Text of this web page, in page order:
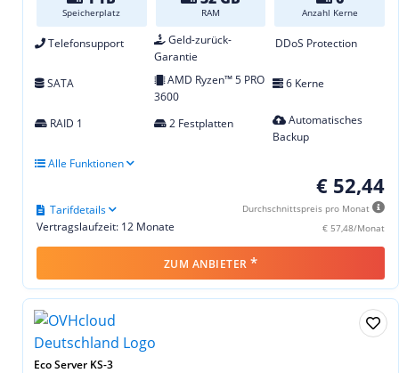
Speicherplatz RAM Anzahl Kerne
Telefonsupport
Geld-zurück-
Garantie
DDoS Protection
SATA
AMD Ryzen™ 5 PRO
3600
6 Kerne
RAID 1 2 Festplatten
Automatisches
Backup
Alle Funktionen
€ 52,44
Durchschnittspreis pro Monat
€ 57,48/Monat
Vertragslaufzeit: 12 Monate
Tarifdetails
ZUM ANBIETER *
Eco Server KS-3